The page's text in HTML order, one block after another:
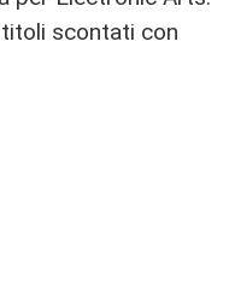
scontati con